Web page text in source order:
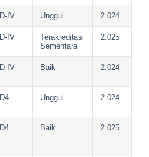
D-IV Unggul 2.024
D-IV
Terakreditasi
Sementara
2.025
D-IV Baik 2.024
D4 Unggul 2.024
D4 Baik 2.025